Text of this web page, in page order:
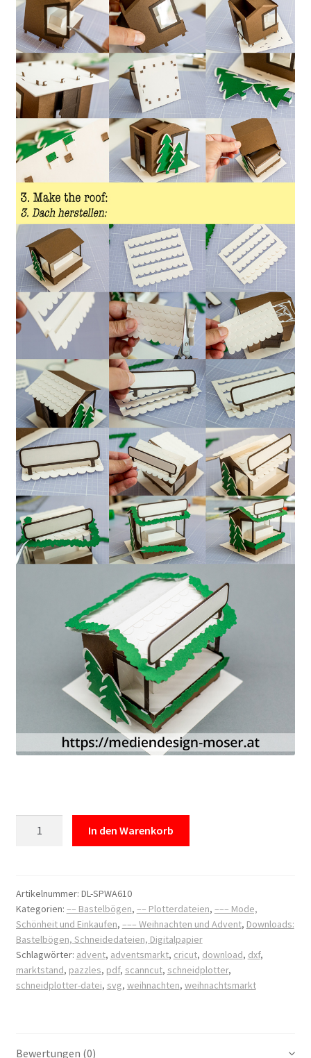
Bastelbogen
Weihnachtsmarkt
-
Marktstand
Menge
In den Warenkorb
Artikelnummer: DL-SPWA610
Kategorien: –– Bastelbögen, –– Plotterdateien, ––– Mode,
Schönheit und Einkaufen, ––– Weihnachten und Advent, Downloads:
Bastelbögen, Schneidedateien, Digitalpapier
Schlagwörter: advent, adventsmarkt, cricut, download, dxf,
marktstand, pazzles, pdf, scanncut, schneidplotter,
schneidplotter-datei, svg, weihnachten, weihnachtsmarkt
Bewertungen (0)